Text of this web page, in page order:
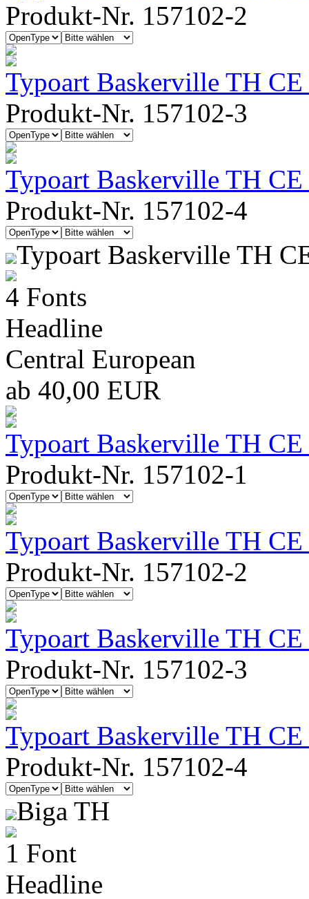
Produkt-Nr. 157102-2
Typoart Baskerville TH
Produkt-Nr. 157102-3
Typoart Baskerville TH
Produkt-Nr. 157102-4
Typoart Baskerville TH
4 Fonts
Headline
Central European
ab 40,00 EUR
Typoart Baskerville TH CE
Produkt-Nr. 157102-1
Typoart Baskerville TH
Produkt-Nr. 157102-2
Typoart Baskerville TH
Produkt-Nr. 157102-3
Typoart Baskerville TH
Produkt-Nr. 157102-4
Biga TH
1 Font
Headline